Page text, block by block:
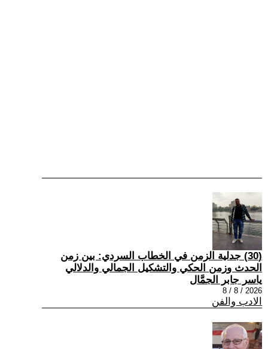
(30) جدلية الزمن في الخطاب السردي: بين زمن
الحدث وزمن الحكي والتشكيل الجمالي والدلالي
ياسر جابر الجمَّال
2026 / 8 / 8
الادب والفن